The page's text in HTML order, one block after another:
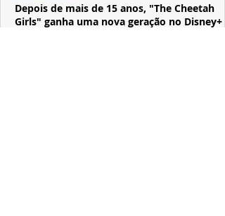
Depois de mais de 15 anos, "The Cheetah
Girls" ganha uma nova geração no Disney+